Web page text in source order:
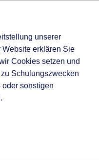
unserer
erklären Sie
Cookies setzen und
Schulungszwecken
oder sonstigen